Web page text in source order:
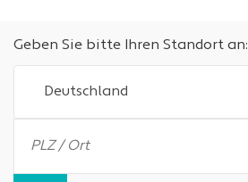
Geben Sie bitte Ihren Standort an:
Deutschland